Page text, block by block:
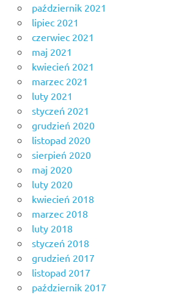
październik 2021
lipiec 2021
czerwiec 2021
maj 2021
kwiecień 2021
marzec 2021
luty 2021
styczeń 2021
grudzień 2020
listopad 2020
sierpień 2020
maj 2020
luty 2020
kwiecień 2018
marzec 2018
luty 2018
styczeń 2018
grudzień 2017
listopad 2017
październik 2017